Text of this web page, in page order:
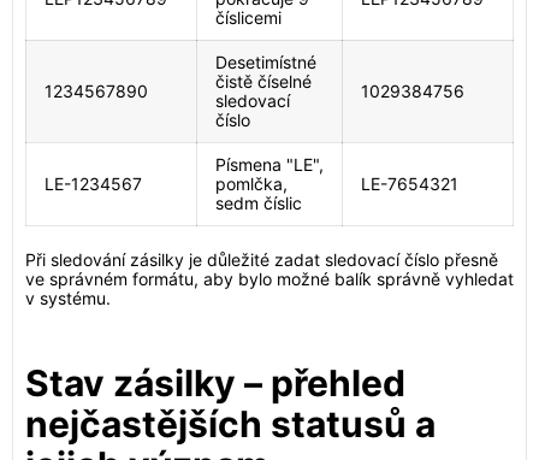
číslicemi
1234567890
Desetimístné
čistě číselné
sledovací
číslo
1029384756
LE-1234567
Písmena "LE",
pomlčka,
sedm číslic
LE-7654321
Při sledování zásilky je důležité zadat sledovací číslo přesně
ve správném formátu, aby bylo možné balík správně vyhledat
v systému.
Stav zásilky – přehled
nejčastějších statusů a